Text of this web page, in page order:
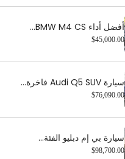
أفضل أداء BMW M4 CS...
$45,000.00
سيارة Audi Q5 SUV فاخرة...
$76,090.00
سيارة بي إم دبليو الفئة...
$98,700.00